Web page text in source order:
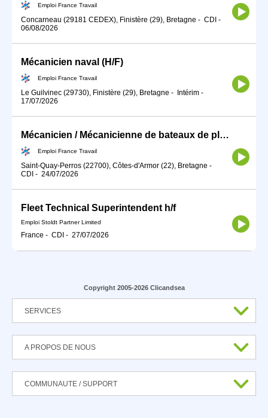
Emploi France Travail
Concarneau (29181 CEDEX), Finistère (29), Bretagne - CDI -
06/08/2026
Mécanicien naval (H/F)
Emploi France Travail
Le Guilvinec (29730), Finistère (29), Bretagne - Intérim -
17/07/2026
Mécanicien / Mécanicienne de bateaux de plaisance (H/F)
Emploi France Travail
Saint-Quay-Perros (22700), Côtes-d'Armor (22), Bretagne -
CDI - 24/07/2026
Fleet Technical Superintendent h/f
Emploi Stoldt Partner Limited
France - CDI - 27/07/2026
Copyright 2005-2026 Clicandsea
SERVICES
A PROPOS DE NOUS
COMMUNAUTE / SUPPORT